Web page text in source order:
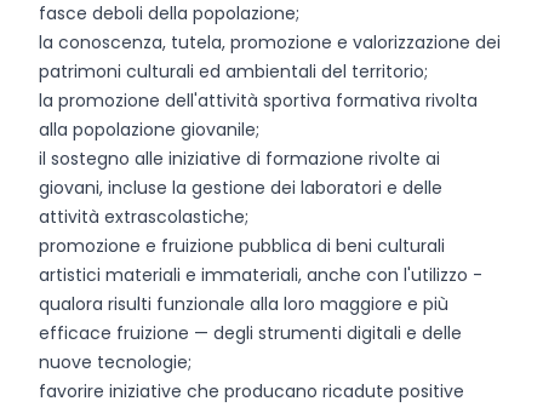
fasce deboli della popolazione;
la conoscenza, tutela, promozione e valorizzazione dei
patrimoni culturali ed ambientali del territorio;
la promozione dell'attività sportiva formativa rivolta
alla popolazione giovanile;
il sostegno alle iniziative di formazione rivolte ai
giovani, incluse la gestione dei laboratori e delle
attività extrascolastiche;
promozione e fruizione pubblica di beni culturali
artistici materiali e immateriali, anche con l'utilizzo -
qualora risulti funzionale alla loro maggiore e più
efficace fruizione — degli strumenti digitali e delle
nuove tecnologie;
favorire iniziative che producano ricadute positive